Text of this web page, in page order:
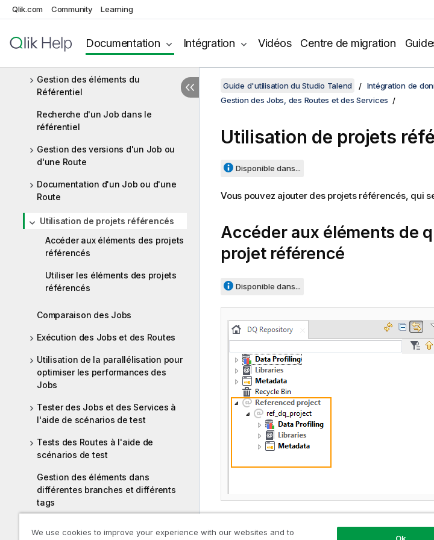
Qlik.com Community Learning
Documentation Intégration Vidéos Centre de migration
d'artefacts
d'un Job, d'une Route ou d'un
Gestion des éléments du
Référentiel
Recherche d'un Job dans le
référentiel
Gestion des versions d'un Job ou
d'une Route
Documentation d'un Job ou d'une
Route
Utilisation de projets référencés
Accéder aux éléments des projets
référencés
Utiliser les éléments des projets
référencés
Comparaison des Jobs
Exécution des Jobs et des Routes
Utilisation de la parallélisation pour
optimiser les performances des
Jobs
Tester des Jobs et des Services à
l'aide de scénarios de test
Tests des Routes à l'aide de
scénarios de test
Gestion des éléments dans
différentes branches et différents
tags
Mapping de flux de données
Guide d'utilisation du Studio Talend
Intégration de
Gestion des Jobs, des Routes et des Services
Utilisation de projets
Disponible dans...
Vous pouvez ajouter des projets référencés, qui
Accéder aux éléments de
projet référencé
Disponible dans...
Vous pouvez partager n'importe quel élément
We use cookies to improve your experience with our websites and to